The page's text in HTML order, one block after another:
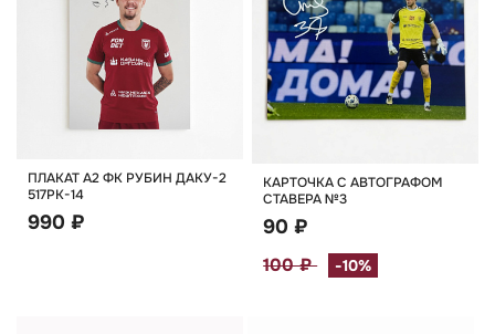
ПЛАКАТ А2 ФК РУБИН ДАКУ-2
517РК-14
990 ₽
КАРТОЧКА С АВТОГРАФОМ
СТАВЕРА №3
90 ₽
100 ₽ -10%